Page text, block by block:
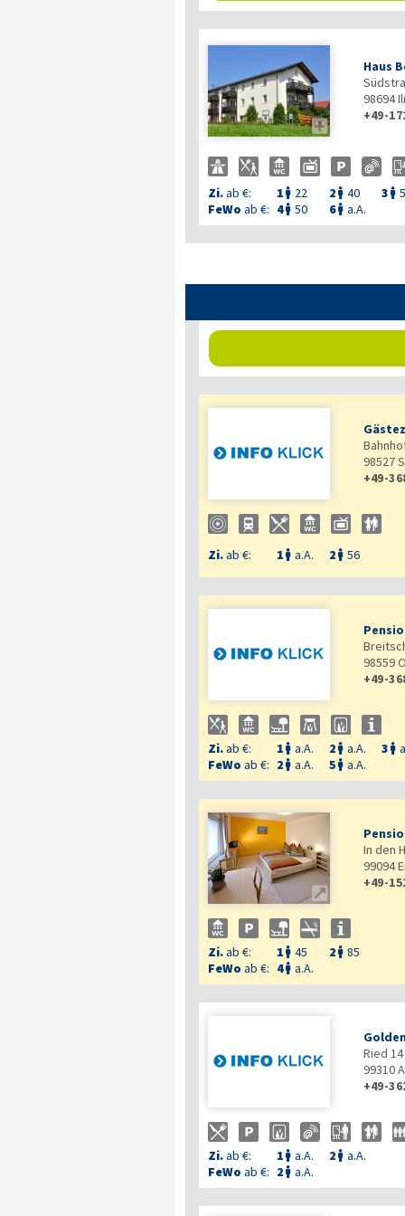

Haus
98694
+49-
Zi.ab €: 1  22 2  40 3 
FeWo ab €: 4 50 6 a.A.
98527
+49-
Zi.ab €: 1  a.A. 2  56
98559
+49-
Zi.ab €: 1  a.A. 2  a.A. 3 
FeWo ab €: 2  a.A. 5  a.A.

In den
99094
+49-
Zi.ab €: 1  45 2  85
FeWo ab €: 4 a.A.
Ried 14
99310
+49-
Zi.ab €: 1  a.A. 2  a.A.
FeWo ab €: 2  a.A.